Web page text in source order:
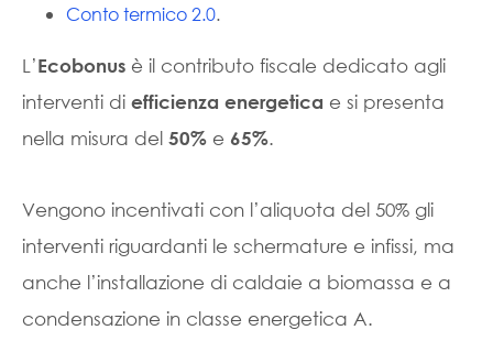
Conto termico 2.0.
L’Ecobonus è il contributo fiscale dedicato agli
interventi di efficienza energetica e si presenta
nella misura del 50% e 65%.
Vengono incentivati con l’aliquota del 50% gli
interventi riguardanti le schermature e infissi, ma
anche l’installazione di caldaie a biomassa e a
condensazione in classe energetica A.